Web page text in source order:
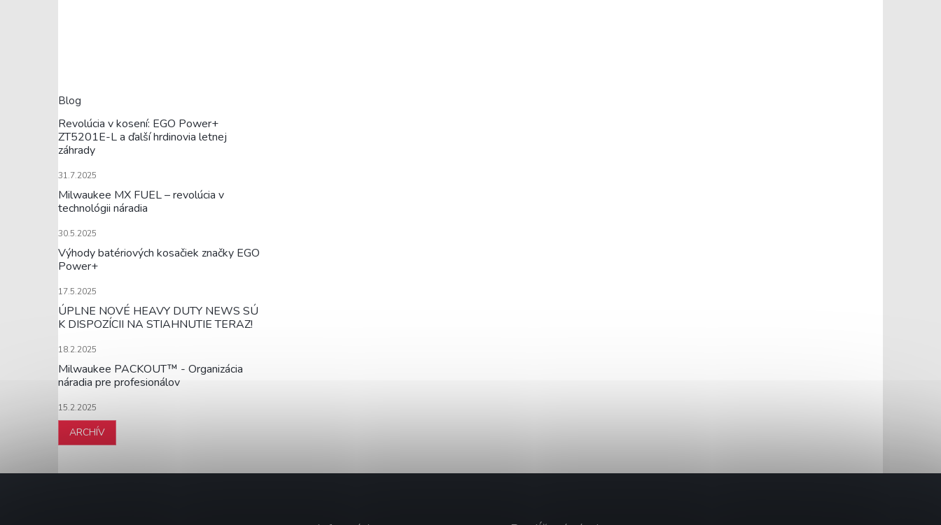
Blog
Revolúcia v kosení: EGO Power+
ZT5201E-L a ďalší hrdinovia letnej
záhrady
31.7.2025
Milwaukee MX FUEL – revolúcia v
technológii náradia
30.5.2025
Výhody batériových kosačiek značky EGO
Power+
17.5.2025
ÚPLNE NOVÉ HEAVY DUTY NEWS SÚ
K DISPOZÍCII NA STIAHNUTIE TERAZ!
18.2.2025
Milwaukee PACKOUT™ - Organizácia
náradia pre profesionálov
15.2.2025
ARCHÍV